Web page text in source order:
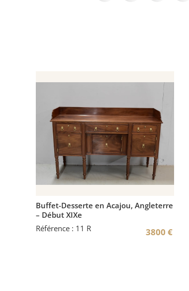
Buffet-Desserte en Acajou, Angleterre
– Début XIXe
Référence : 11 R
3800 €